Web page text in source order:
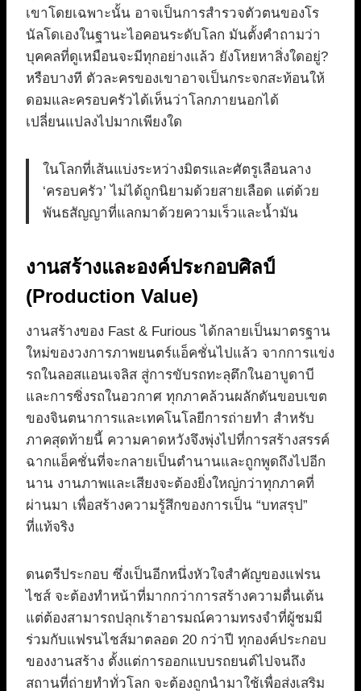
เขาโดยเฉพาะนั้น อาจเป็นการสำรวจตัวตนของโร
นัลโดเองในฐานะไอคอนระดับโลก มันตั้งคำถามว่า
บุคคลที่ดูเหมือนจะมีทุกอย่างแล้ว ยังโหยหาสิ่งใดอยู่?
หรือบางที ตัวละครของเขาอาจเป็นกระจกสะท้อนให้
ดอมและครอบครัวได้เห็นว่าโลกภายนอกได้
เปลี่ยนแปลงไปมากเพียงใด
ในโลกที่เส้นแบ่งระหว่างมิตรและศัตรูเลือนลาง
‘ครอบครัว’ ไม่ได้ถูกนิยามด้วยสายเลือด แต่ด้วย
พันธสัญญาที่แลกมาด้วยความเร็วและน้ำมัน
งานสร้างและองค์ประกอบศิลป์
(Production Value)
งานสร้างของ Fast & Furious ได้กลายเป็นมาตรฐาน
ใหม่ของวงการภาพยนตร์แอ็คชั่นไปแล้ว จากการแข่ง
รถในลอสแอนเจลิส สู่การขับรถทะลุตึกในอาบูดาบี
และการซิ่งรถในอวกาศ ทุกภาคล้วนผลักดันขอบเขต
ของจินตนาการและเทคโนโลยีการถ่ายทำ สำหรับ
ภาคสุดท้ายนี้ ความคาดหวังจึงพุ่งไปที่การสร้างสรรค์
ฉากแอ็คชั่นที่จะกลายเป็นตำนานและถูกพูดถึงไปอีก
นาน งานภาพและเสียงจะต้องยิ่งใหญ่กว่าทุกภาคที่
ผ่านมา เพื่อสร้างความรู้สึกของการเป็น “บทสรุป”
ที่แท้จริง
ดนตรีประกอบ ซึ่งเป็นอีกหนึ่งหัวใจสำคัญของแฟรน
ไชส์ จะต้องทำหน้าที่มากกว่าการสร้างความตื่นเต้น
แต่ต้องสามารถปลุกเร้าอารมณ์ความทรงจำที่ผู้ชมมี
ร่วมกับแฟรนไชส์มาตลอด 20 กว่าปี ทุกองค์ประกอบ
ของงานสร้าง ตั้งแต่การออกแบบรถยนต์ไปจนถึง
สถานที่ถ่ายทำทั่วโลก จะต้องถูกนำมาใช้เพื่อส่งเสริม